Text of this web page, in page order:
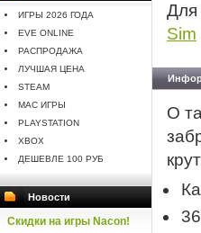
ИГРЫ 2026 ГОДА
EVE ONLINE
РАСПРОДАЖА
ЛУЧШАЯ ЦЕНА
STEAM
MAC ИГРЫ
PLAYSTATION
XBOX
ДЕШЕВЛЕ 100 РУБ
Новости
Скидки на игры Nacon!
Для
Sim
О